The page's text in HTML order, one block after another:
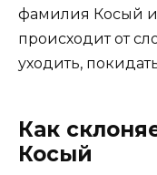
фамилия Косый
происходит от
уходить,
Как
Косый